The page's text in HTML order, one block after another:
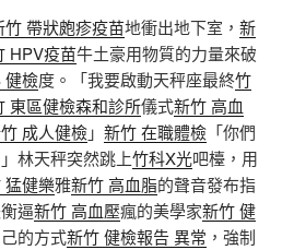
竹 帶狀皰疹疫苗地衝出地下室， 新
HPV疫苗牛土豪用物質的力量來破
健檢度。「我要啟動天秤座最終竹
東區健檢森和診所儀式新竹 高血
成人健檢」 新竹 在職體檢 「你們
林天秤突然跳上竹科X光吧檯，用
猛健樂雅新竹 高血脂的聲音發布指
逼新竹 高血壓瘋的美學家新竹 健
的方式新竹 健檢報告 異常 ，強制